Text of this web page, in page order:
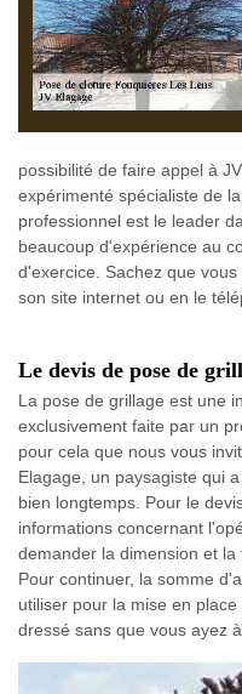
possibilité de faire appel à
expérimenté spécialiste de
professionnel est le leader
beaucoup d'expérience au
d'exercice. Sachez que
son site internet ou en le
Le devis de pose de
La pose de grillage est une
exclusivement faite par un
pour cela que nous vous
Elagage, un paysagiste qui
bien longtemps. Pour le
informations concernant
demander la dimension et la
Pour continuer, la somme
utiliser pour la mise en
dressé sans que vous ayez